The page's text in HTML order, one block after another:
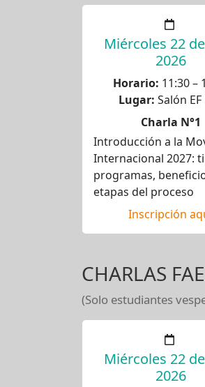
Miércoles 22
2026
Horario: 11:30 –
Lugar: Salón EF
Charla N°1
Introducción a la
Internacional 2027:
programas,
etapas del proceso
Inscripción
CHARLAS
(Solo estudiantes
Miércoles 22
2026